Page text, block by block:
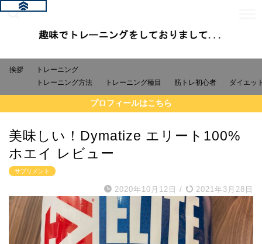
挨拶
トレーニング
トレーニング方法
トレーニング種目 筋トレ初心者 ダイエッ
プロフィールはこちら
美味しい！Dymatize エリート100%
ホエイ レビュー
サプリメント
2020年10月12日 / 2021年3月28日